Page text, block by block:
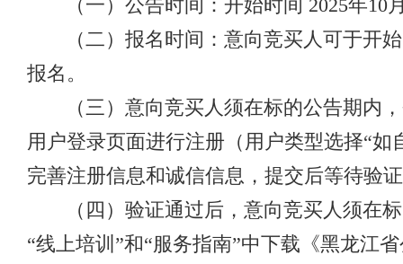
（一）公告时间：开始时间 2025年10
（二）报名时间：意向竞买人可于开
报名。
（三）意向竞买人须在标的公告期内
用户登录页面进行注册（用户类型选择“
完善注册信息和诚信信息，提交后等待验
（四）验证通过后，意向竞买人须在
“线上培训”和“服务指南”中下载《黑龙江